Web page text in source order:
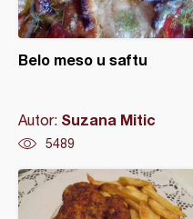
Belo meso u saftu
Autor: Suzana Mitic
5489